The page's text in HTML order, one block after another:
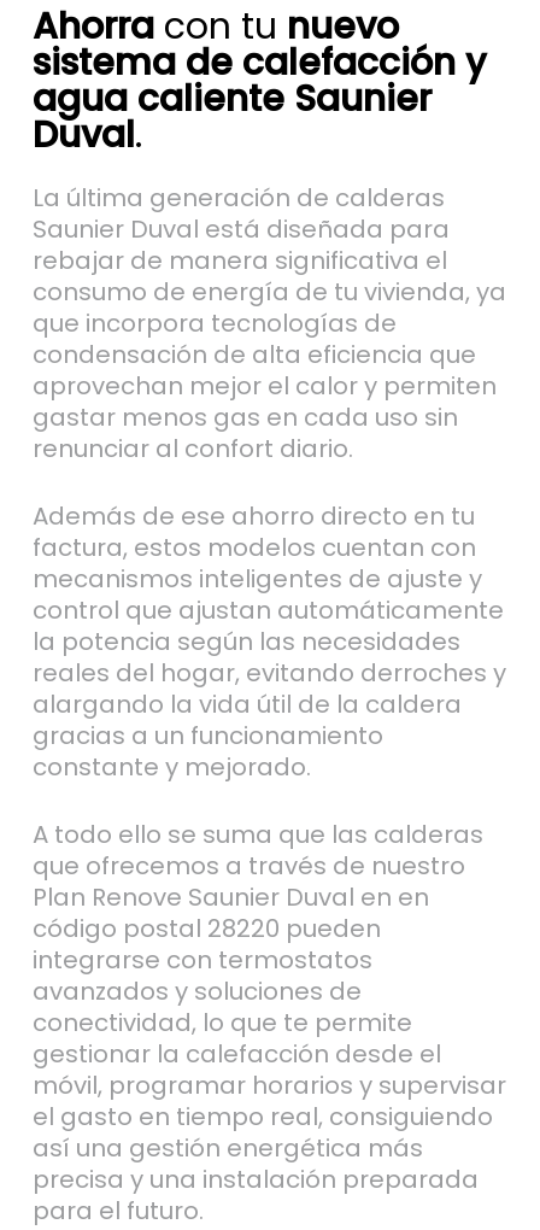
Ahorracon tu nuevo
sistema de calefacción y
agua caliente Saunier
Duval.
La última generación de calderas
Saunier Duval está diseñada para
rebajar de manera significativa el
consumo de energía de tu vivienda, ya
que incorpora tecnologías de
condensación de alta eficiencia que
aprovechan mejor el calor y permiten
gastar menos gas en cada uso sin
renunciar al confort diario.
Además de ese ahorro directo en tu
factura, estos modelos cuentan con
mecanismos inteligentes de ajuste y
control que ajustan automáticamente
la potencia según las necesidades
reales del hogar, evitando derroches y
alargando la vida útil de la caldera
gracias a un funcionamiento
constante y mejorado.
A todo ello se suma que las calderas
que ofrecemos a través de nuestro
Plan Renove Saunier Duval en en
código postal 28220 pueden
integrarse con termostatos
avanzados y soluciones de
conectividad, lo que te permite
gestionar la calefacción desde el
móvil, programar horarios y supervisar
el gasto en tiempo real, consiguiendo
así una gestión energética más
precisa y una instalación preparada
para el futuro.